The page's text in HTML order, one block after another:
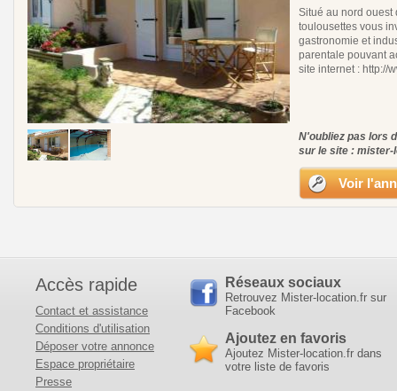
Situé au nord ouest
toulousettes vous
gastronomie et
parentale pouvant
site internet : http://
N'oubliez pas lors
sur le site : mister-
Voir
Accès rapide
Contact et assistance
Conditions d'utilisation
Déposer votre annonce
Espace propriétaire
Presse
Réseaux sociaux
Retrouvez Mister-location.fr sur
Facebook
Ajoutez en favoris
Ajoutez Mister-location.fr dans
votre liste de favoris